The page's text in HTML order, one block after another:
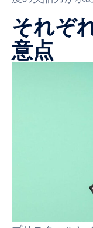
それぞ
意点